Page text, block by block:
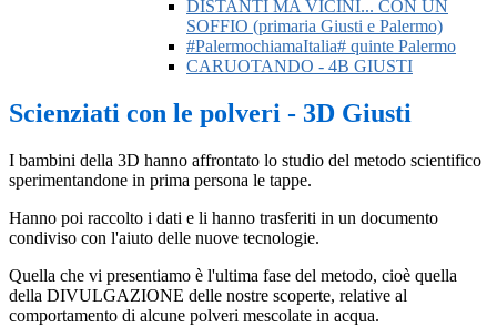
DISTANTI MA VICINI... CON UN
SOFFIO (primaria Giusti e Palermo)
#PalermochiamaItalia# quinte Palermo
CARUOTANDO - 4B GIUSTI
Scienziati con le polveri - 3D Giusti
I bambini della 3D hanno affrontato lo studio del metodo scientifico
sperimentandone in prima persona le tappe.
Hanno poi raccolto i dati e li hanno trasferiti in un documento
condiviso con l'aiuto delle nuove tecnologie.
Quella che vi presentiamo è l'ultima fase del metodo, cioè quella
della DIVULGAZIONE delle nostre scoperte, relative al
comportamento di alcune polveri mescolate in acqua.